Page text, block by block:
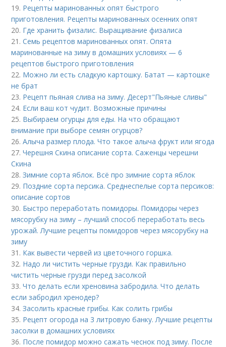
19. Рецепты маринованных опят быстрого
приготовления. Рецепты маринованных осенних опят
20. Где хранить физалис. Выращивание физалиса
21.Семь рецептов маринованных опят. Опята
маринованные на зиму в домашних условиях — 6
рецептов быстрого приготовления
22. Можно ли есть сладкую картошку. Батат — картошке
не брат
23. Рецепт пьяная слива на зиму. Десерт"Пьяные сливы"
24. Если ваш кот чудит. Возможные причины
25. Выбираем огурцы для еды. На что обращают
внимание при выборе семян огурцов?
26.Алыча размер плода. Что такое алыча фрукт или ягода
27.Черешня Скина описание сорта. Саженцы черешни
Скина
28.Зимние сорта яблок. Всё про зимние сорта яблок
29. Поздние сорта персика. Среднеспелые сорта персиков:
описание сортов
30. Быстро переработать помидоры. Помидоры через
мясорубку на зиму – лучший способ переработать весь
урожай. Лучшие рецепты помидоров через мясорубку на
зиму
31. Как вывести червей из цветочного горшка.
32. Надо ли чистить черные грузди. Как правильно
чистить черные грузди перед засолкой
33.Что делать если хреновина забродила. Что делать
если забродил хренодер?
34.Засолить красные грибы. Как солить грибы
35. Рецепт огорода на 3 литровую банку. Лучшие рецепты
засолки в домашних условиях
36. После помидор можно сажать чеснок под зиму. После